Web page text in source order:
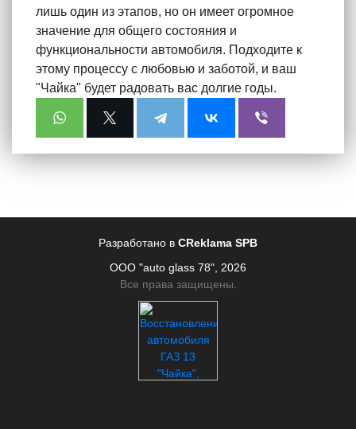
лишь один из этапов, но он имеет огромное
значение для общего состояния и
функциональности автомобиля. Подходите к
этому процессу с любовью и заботой, и ваш
"Чайка" будет радовать вас долгие годы.
Разработано в CReklama SPB
ООО "auto glass 78", 2026
Все права защищены.